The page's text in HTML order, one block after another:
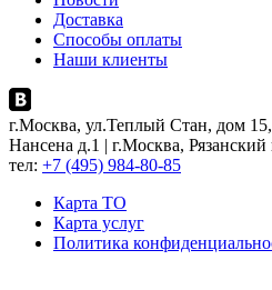
Доставка
Способы оплаты
Наши клиенты
г.Москва, ул.Теплый Стан, дом
Нансена д.1 | г.Москва, Рязанский
тел: +7 (495) 984-80-85
Карта ТO
Карта услуг
Политика